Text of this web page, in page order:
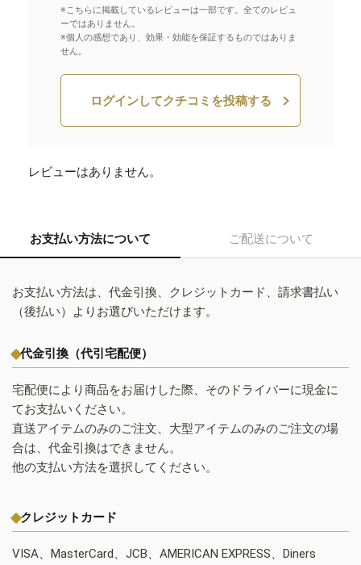
※こちらに掲載しているレビューは一部です。全てのレビュ
ーではありません。
※個人の感想であり、効果・効能を保証するものではありま
せん。
ログインしてクチコミを投稿する
レビューはありません。
お支払い方法について ご配送について
お支払い方法は、代金引換、クレジットカード、請求書払い
（後払い）よりお選びいただけます。
代金引換（代引宅配便）
宅配便により商品をお届けした際、そのドライバーに現金に
てお支払いください。
直送アイテムのみのご注文、大型アイテムのみのご注文の場
合は、代金引換はできません。
他の支払い方法を選択してください。
クレジットカード
VISA、MasterCard、JCB、AMERICAN EXPRESS、Diners